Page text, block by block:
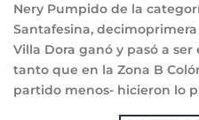
Nery Pumpido de la
Santafesina,
Villa Dora ganó y pasó a ser
tanto que en la Zona B
partido menos- hicieron lo